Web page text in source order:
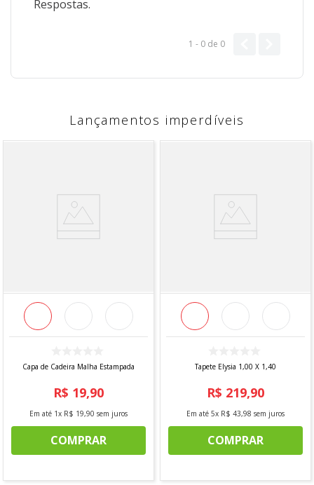
Respostas.
1 - 0 de 0
Lançamentos imperdíveis
Capa de Cadeira Malha Estampada
R$ 19,90
Em até 1x R$ 19,90 sem juros
COMPRAR
Tapete Elysia 1,00 X 1,40
R$ 219,90
Em até 5x R$ 43,98 sem juros
COMPRAR